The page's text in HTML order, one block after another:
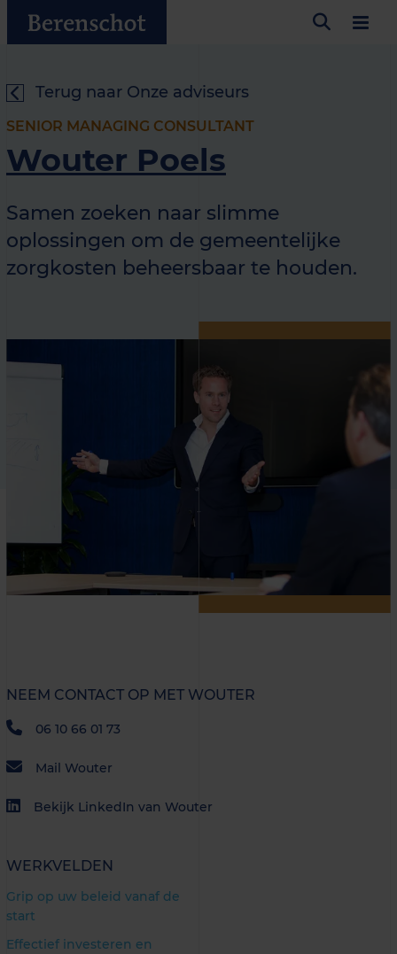
Terug naar Onze adviseurs
SENIOR MANAGING CONSULTANT
Wouter Poels
Samen zoeken naar slimme
oplossingen om de gemeentelijke
zorgkosten beheersbaar te houden.
NEEM CONTACT OP MET WOUTER
06 10 66 01 73
Mail Wouter
Bekijk LinkedIn van Wouter
WERKVELDEN
Grip op uw beleid vanaf de
start
Effectief investeren en